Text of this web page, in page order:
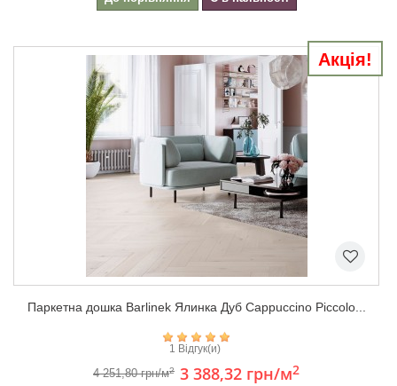
Акція!
Паркетна дошка Barlinek Ялинка Дуб Cappuccino Piccolo...
1 Відгук(и)
4 251,80 грн/м2 3 388,32 грн/м2